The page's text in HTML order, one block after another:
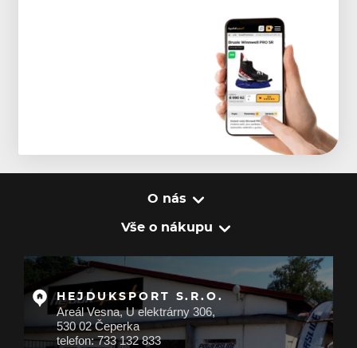
O nás
Vše o nákupu
HEJDUKSPORT S.R.O.
Areál Vesna, U elektrárny 306,
530 02 Čeperka
telefon: 733 132 833